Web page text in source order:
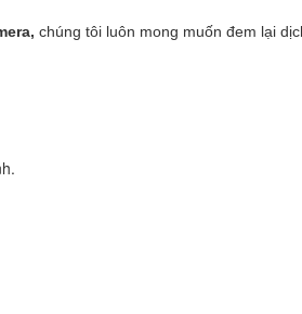
chúng tôi luôn mong muốn đem lại